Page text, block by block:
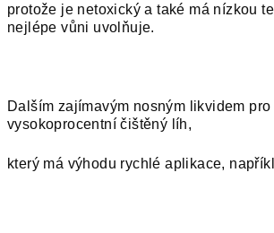
protože je netoxický a také má nízkou
nejlépe vůni uvolňuje.
Dalším zajímavým nosným likvidem
vysokoprocentní čištěný líh,
který má výhodu rychlé aplikace,